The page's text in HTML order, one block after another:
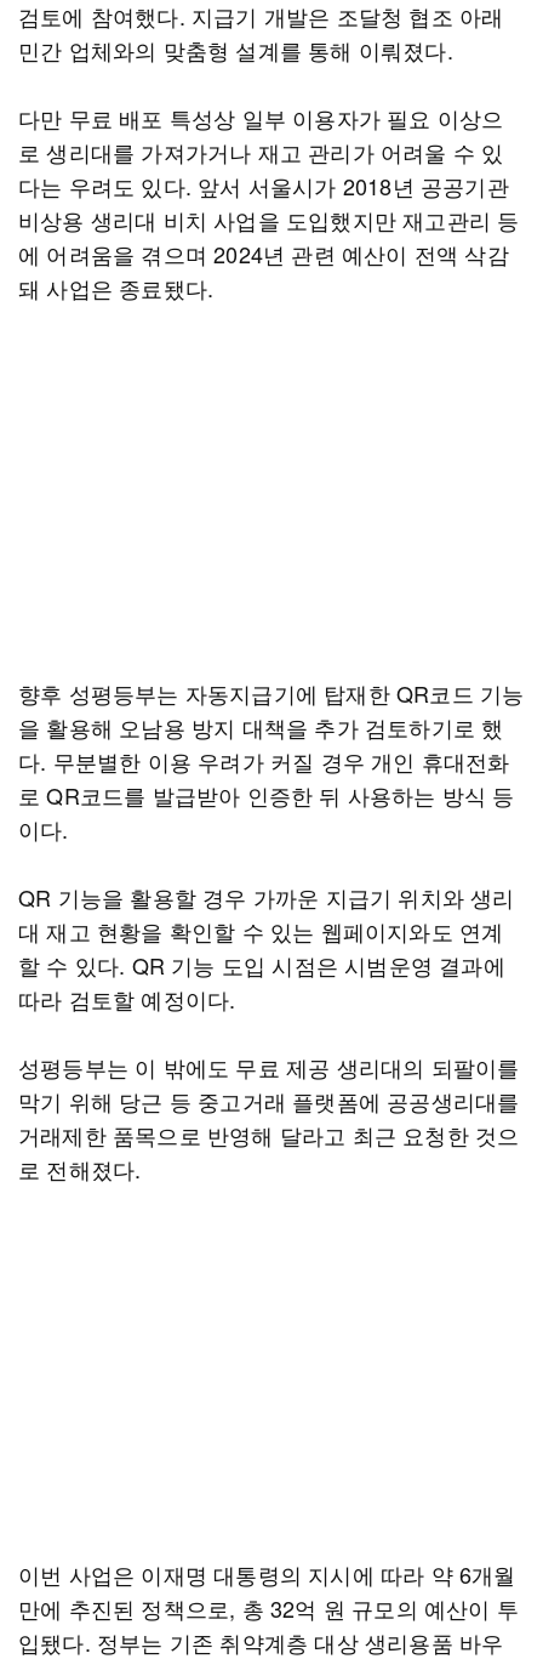
검토에 참여했다. 지급기 개발은 조달청 협조 아래
민간 업체와의 맞춤형 설계를 통해 이뤄졌다.
다만 무료 배포 특성상 일부 이용자가 필요 이상으
로 생리대를 가져가거나 재고 관리가 어려울 수 있
다는 우려도 있다. 앞서 서울시가 2018년 공공기관
비상용 생리대 비치 사업을 도입했지만 재고관리 등
에 어려움을 겪으며 2024년 관련 예산이 전액 삭감
돼 사업은 종료됐다.
향후 성평등부는 자동지급기에 탑재한 QR코드 기능
을 활용해 오남용 방지 대책을 추가 검토하기로 했
다. 무분별한 이용 우려가 커질 경우 개인 휴대전화
로 QR코드를 발급받아 인증한 뒤 사용하는 방식 등
이다.
QR 기능을 활용할 경우 가까운 지급기 위치와 생리
대 재고 현황을 확인할 수 있는 웹페이지와도 연계
할 수 있다. QR 기능 도입 시점은 시범운영 결과에
따라 검토할 예정이다.
성평등부는 이 밖에도 무료 제공 생리대의 되팔이를
막기 위해 당근 등 중고거래 플랫폼에 공공생리대를
거래제한 품목으로 반영해 달라고 최근 요청한 것으
로 전해졌다.
이번 사업은 이재명 대통령의 지시에 따라 약 6개월
만에 추진된 정책으로, 총 32억 원 규모의 예산이 투
입됐다. 정부는 기존 취약계층 대상 생리용품 바우